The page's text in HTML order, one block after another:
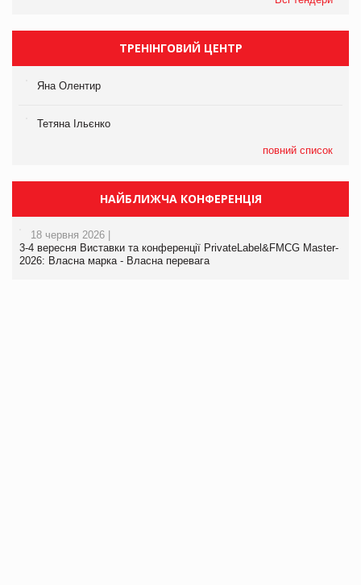
ТРЕНІНГОВИЙ ЦЕНТР
Яна Олентир
Тетяна Ільєнко
повний список
НАЙБЛИЖЧА КОНФЕРЕНЦІЯ
18 червня 2026 |
3-4 вересня Виставки та конференції PrivateLabel&FMCG Master-
2026: Власна марка - Власна перевага